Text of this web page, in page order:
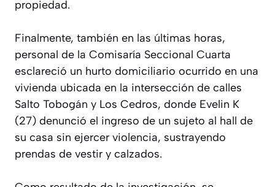
propiedad.
Finalmente, también en las últimas horas,
personal de la Comisaría Seccional Cuarta
esclareció un hurto domiciliario ocurrido en una
vivienda ubicada en la intersección de calles
Salto Tobogán y Los Cedros, donde Evelin K
(27) denunció el ingreso de un sujeto al hall de
su casa sin ejercer violencia, sustrayendo
prendas de vestir y calzados.